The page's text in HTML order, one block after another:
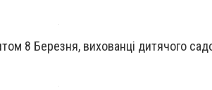
8 Березня, вихованці дитячого